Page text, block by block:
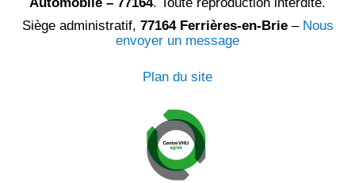
Siège administratif, 77164 Ferrières-en-Brie– Nous
envoyer un message
Plan du site